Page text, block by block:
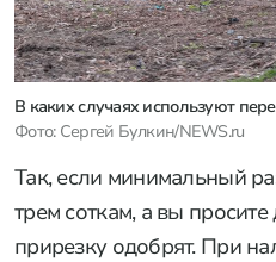
В каких случаях используют
Фото: Сергей Булкин/NEWS.ru
Так, если минимальный
трем соткам, а вы
прирезку одобрят. При